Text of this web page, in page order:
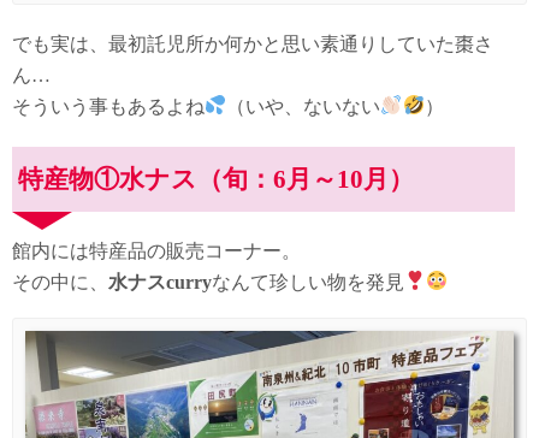
でも実は、最初託児所か何かと思い素通りしていた棗さ
ん…
そういう事もあるよね
（いや、ないない ）
特産物①水ナス（旬：6月～10月）
館内には特産品の販売コーナー。
その中に、 水ナスcurryなんて珍しい物を発見